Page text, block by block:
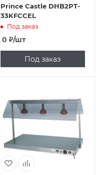
Prince Castle DHB2PT-
33KFCCEL
Под заказ
0 ₽/шт
Под заказ